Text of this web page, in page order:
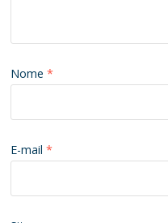
Nome*
E-mail*